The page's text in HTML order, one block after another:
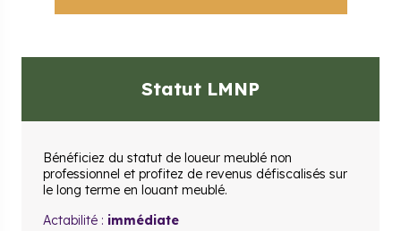
Statut LMNP
Bénéficiez du statut de loueur meublé non
professionnel et profitez de revenus défiscalisés sur
le long terme en louant meublé.
Actabilité : immédiate